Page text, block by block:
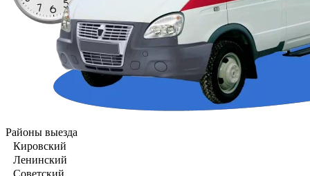
Районы выезда
Кировский
Ленинский